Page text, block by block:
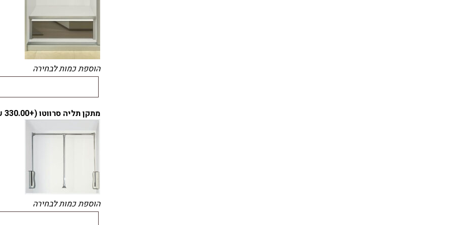
הוספת כמות לבחירה
מתקן תליה סרווטו (+330.00
הוספת כמות לבחירה